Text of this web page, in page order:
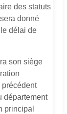
des statuts
donné
délai de
son siège
département
principal